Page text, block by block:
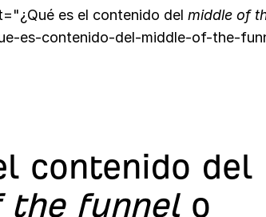
es el contenido del middle of
es-contenido-del-middle-of-the-
contenido del
the funnelo